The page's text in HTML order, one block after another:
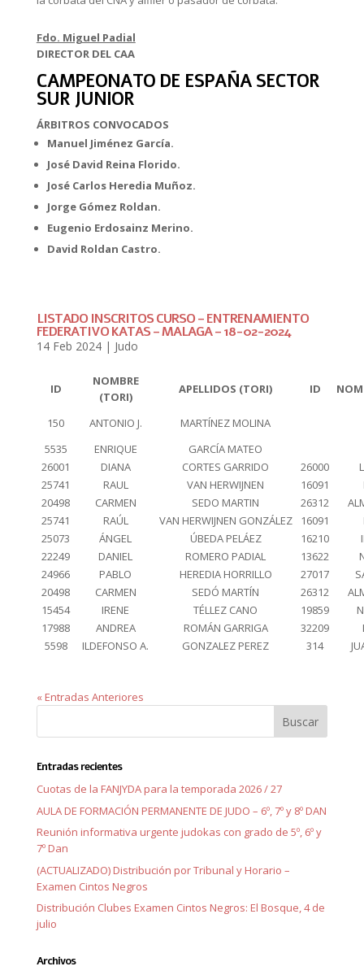
Fdo. Miguel Padial
DIRECTOR DEL CAA
CAMPEONATO DE ESPAÑA SECTOR
SUR JUNIOR
ÁRBITROS CONVOCADOS
Manuel Jiménez García.
José David Reina Florido.
José Carlos Heredia Muñoz.
Jorge Gómez Roldan.
Eugenio Erdosainz Merino.
David Roldan Castro.
LISTADO INSCRITOS CURSO – ENTRENAMIENTO
FEDERATIVO KATAS – MALAGA – 18-02-2024
14 Feb 2024| Judo
ID
NOMBRE
(TORI)
APELLIDOS (TORI) ID
150 ANTONIO J.
MARTÍNEZ MOLINA
5535
ENRIQUE
GARCÍA MATEO
26001
DIANA CORTES GARRIDO 26000
25741
RAUL VAN HERWIJNEN 16091
20498
CARMEN SEDO MARTIN 26312
25741
RAÚL VAN HERWIJNEN GONZÁLEZ 16091
25073
ÁNGEL ÚBEDA PELÁEZ 16210
22249
DANIEL ROMERO PADIAL 13622
24966
PABLO HEREDIA HORRILLO 27017
20498
CARMEN SEDÓ MARTÍN 26312
15454
IRENE TÉLLEZ CANO 19859
17988
ANDREA ROMÁN GARRIGA 32209
5598
ILDEFONSO A. GONZALEZ PEREZ 314
« Entradas Anteriores
Entradas recientes
Cuotas de la FANJYDA para la temporada 2026 / 27
AULA DE FORMACIÓN PERMANENTE DE JUDO – 6º, 7º y 8º DAN
Reunión informativa urgente judokas con grado de 5º, 6º y
7º Dan
(ACTUALIZADO) Distribución por Tribunal y Horario –
Examen Cintos Negros
Distribución Clubes Examen Cintos Negros: El Bosque, 4 de
julio
Archivos